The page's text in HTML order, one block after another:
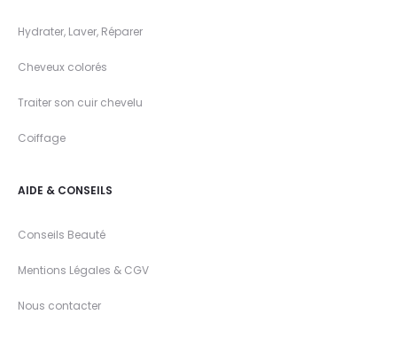
Hydrater, Laver, Réparer
Cheveux colorés
Traiter son cuir chevelu
Coiffage
AIDE & CONSEILS
Conseils Beauté
Mentions Légales & CGV
Nous contacter